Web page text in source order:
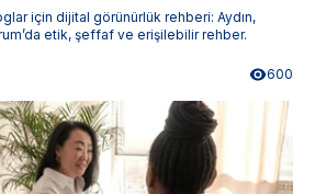
için dijital görünürlük rehberi: Aydın,
etik, şeffaf ve erişilebilir rehber.
600